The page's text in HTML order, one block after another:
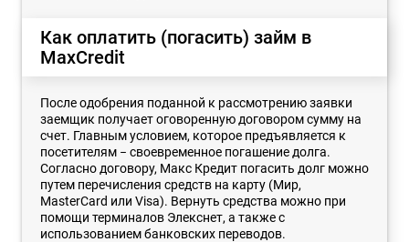
Как оплатить (погасить) займ в
MaxCredit
После одобрения поданной к рассмотрению заявки
заемщик получает оговоренную договором сумму на
счет. Главным условием, которое предъявляется к
посетителям − своевременное погашение долга.
Согласно договору, Макс Кредит погасить долг можно
путем перечисления средств на карту (Мир,
MasterCard или Visa). Вернуть средства можно при
помощи терминалов Элекснет, а также с
использованием банковских переводов.